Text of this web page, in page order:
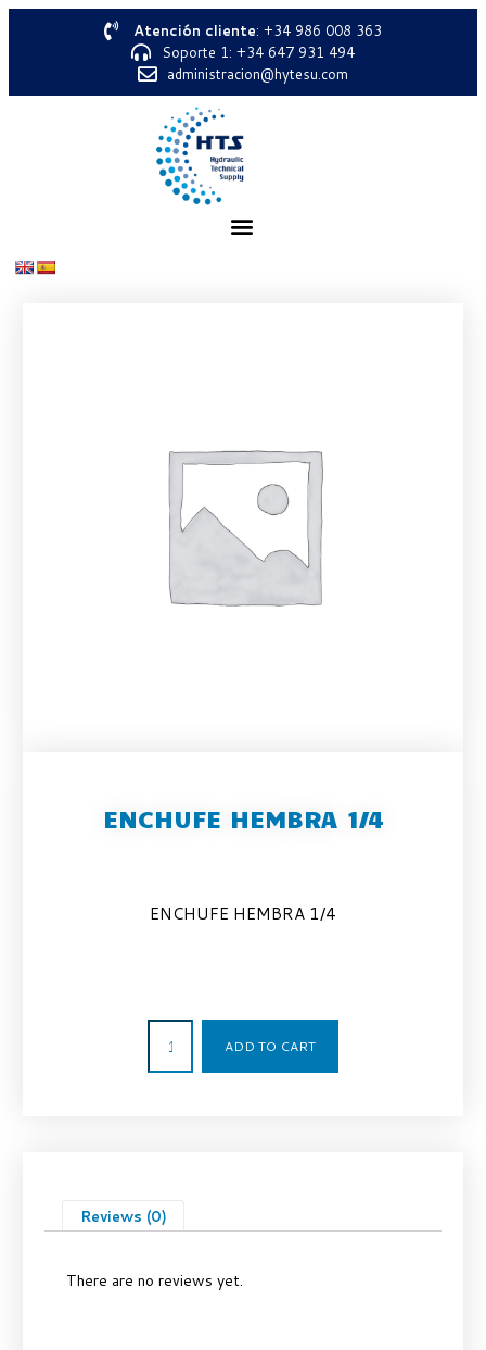
Atención cliente: +34 986 008 363
Soporte 1: +34 647 931 494
administracion@hytesu.com
ENCHUFE HEMBRA 1/4
ENCHUFE HEMBRA 1/4
ADD TO CART
Reviews (0)
There are no reviews yet.